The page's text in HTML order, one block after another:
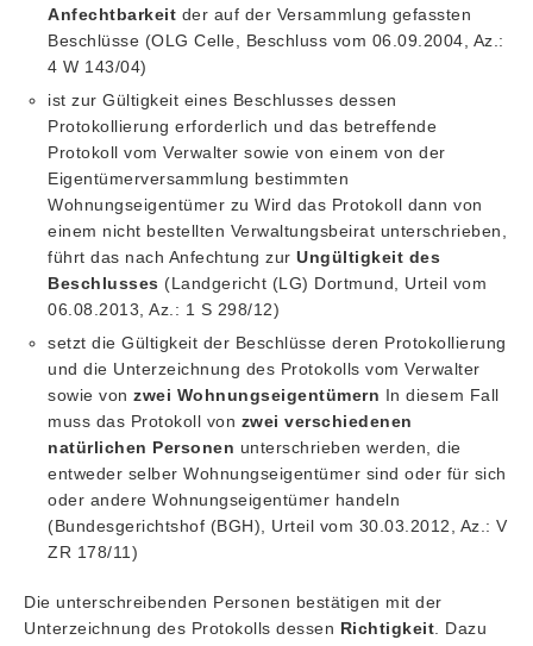
Anfechtbarkeit der auf der Versammlung gefassten
Beschlüsse (OLG Celle, Beschluss vom 06.09.2004, Az.:
4 W 143/04)
ist zur Gültigkeit eines Beschlusses dessen
Protokollierung erforderlich und das betreffende
Protokoll vom Verwalter sowie von einem von der
Eigentümerversammlung bestimmten
Wohnungseigentümer zu Wird das Protokoll dann von
einem nicht bestellten Verwaltungsbeirat unterschrieben,
führt das nach Anfechtung zur Ungültigkeit des
Beschlusses (Landgericht (LG) Dortmund, Urteil vom
06.08.2013, Az.: 1 S 298/12)
setzt die Gültigkeit der Beschlüsse deren Protokollierung
und die Unterzeichnung des Protokolls vom Verwalter
sowie von zwei Wohnungseigentümern In diesem Fall
muss das Protokoll von zwei verschiedenen
natürlichen Personen unterschrieben werden, die
entweder selber Wohnungseigentümer sind oder für sich
oder andere Wohnungseigentümer handeln
(Bundesgerichtshof (BGH), Urteil vom 30.03.2012, Az.: V
ZR 178/11)
Die unterschreibenden Personen bestätigen mit der
Unterzeichnung des Protokolls dessen Richtigkeit . Dazu